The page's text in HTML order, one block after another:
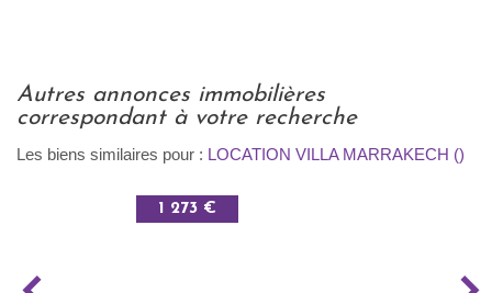
autres annonces immobilières
correspondant à votre recherche
Les biens similaires pour : LOCATION VILLA MARRAKECH ()
1 273 €